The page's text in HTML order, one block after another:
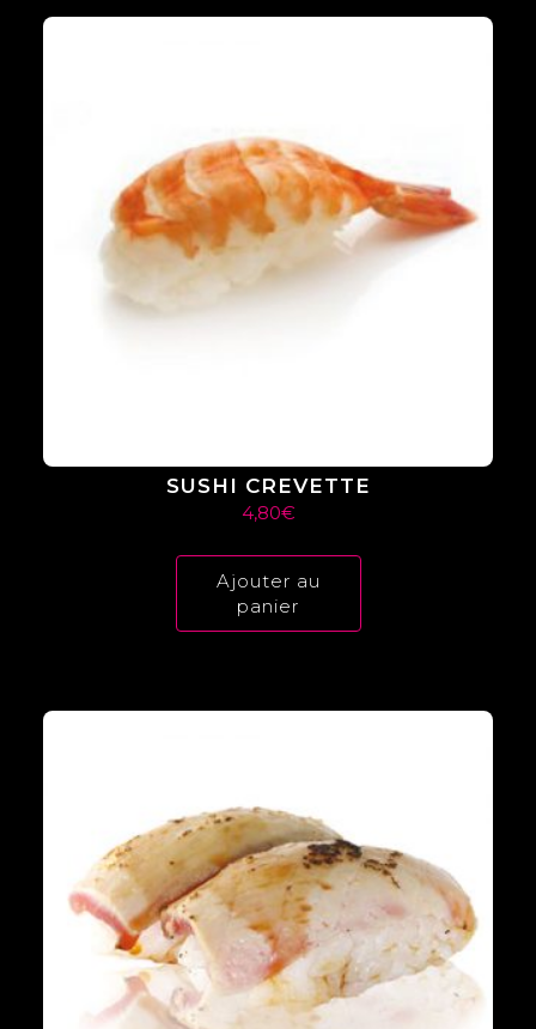
SUSHI CREVETTE
4,80€
Ajouter au
panier